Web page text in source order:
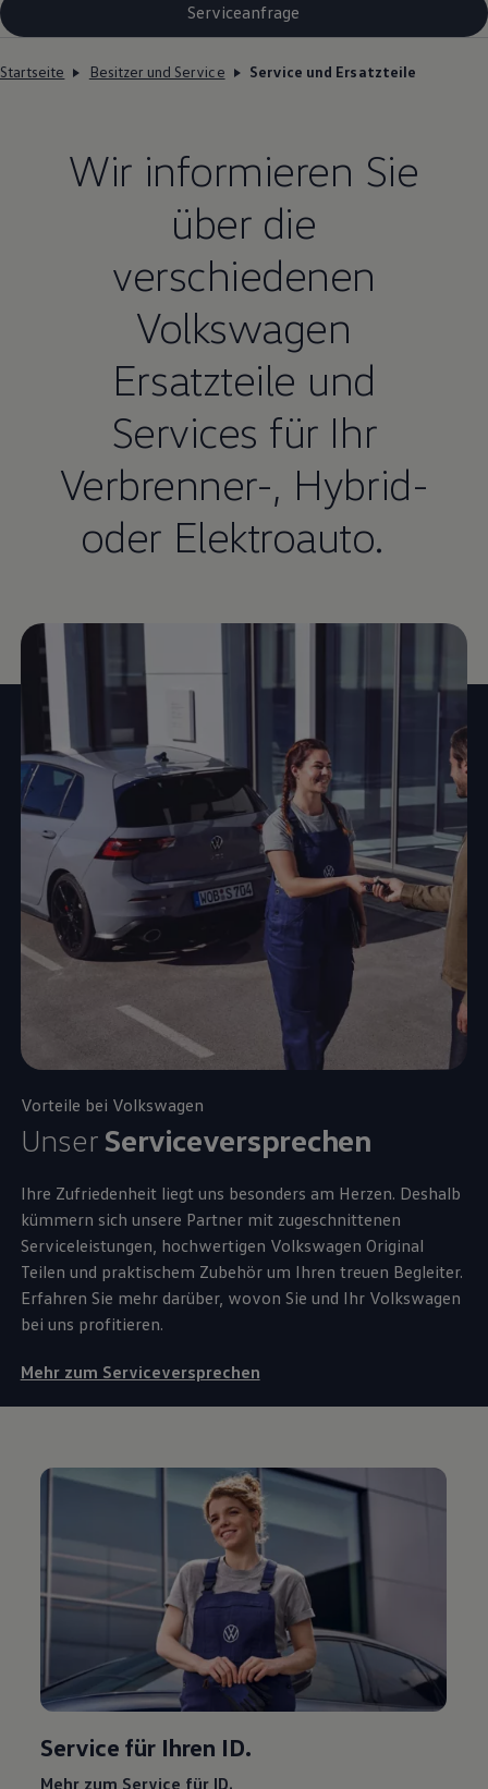
Serviceanfrage
Startseite Besitzer und Service Service und Ersatzteile
Wir informieren Sie
über die
verschiedenen
Volkswagen
Ersatzteile und
Services für Ihr
Verbrenner-, Hybrid-
oder Elektroauto.
Vorteile bei Volkswagen
Unser Serviceversprechen
Ihre Zufriedenheit liegt uns besonders am Herzen. Deshalb
kümmern sich unsere Partner mit zugeschnittenen
Serviceleistungen, hochwertigen Volkswagen Original
Teilen und praktischem Zubehörum Ihren treuen Begleiter.
Erfahren Sie mehr darüber, wovon Sie und Ihr Volkswagen
bei uns profitieren.
Mehr zum Serviceversprechen
Service für Ihren ID.
Mehr zum Service für ID.